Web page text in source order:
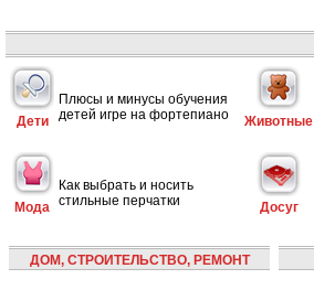
Дети
Плюсы и минусы обучения
детей игре на фортепиано
Животные
Мода
Как выбрать и носить
стильные перчатки
Досуг
ДОМ, СТРОИТЕЛЬСТВО, РЕМОНТ